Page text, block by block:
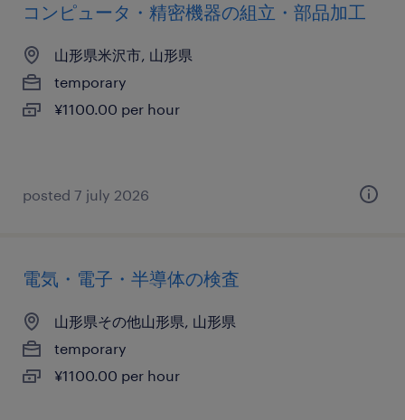
コンピュータ・精密機器の組立・部品加工
山形県米沢市, 山形県
temporary
¥1100.00 per hour
posted 7 july 2026
電気・電子・半導体の検査
山形県その他山形県, 山形県
temporary
¥1100.00 per hour